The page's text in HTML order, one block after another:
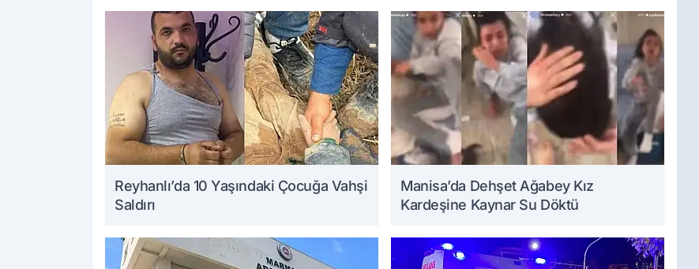
Reyhanlı’da 10 Yaşındaki Çocuğa Vahşi
Saldırı
Manisa’da Dehşet Ağabey Kız
Kardeşine Kaynar Su Döktü